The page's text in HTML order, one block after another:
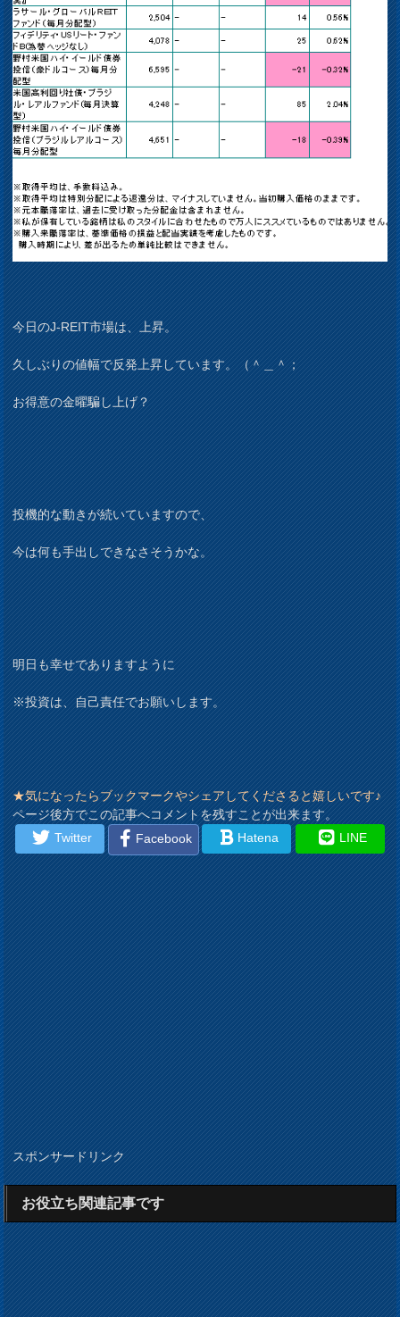
今日のJ-REIT市場は、上昇。
久しぶりの値幅で反発上昇しています。（＾＿＾；
お得意の金曜騙し上げ？
投機的な動きが続いていますので、
今は何も手出しできなさそうかな。
明日も幸せでありますように
※投資は、自己責任でお願いします。
★気になったらブックマークやシェアしてくださると嬉しいです♪
ページ後方でこの記事へコメントを残すことが出来ます。
Twitter
Facebook Hatena LINE
スポンサードリンク
お役立ち関連記事です